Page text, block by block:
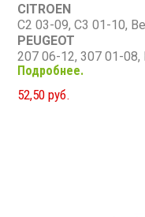
CITROEN
C2 03-09, C3 01-10,
PEUGEOT
207 06-12, 307 01-08,
FIAT
Scudo 07-16
Подробнее.
52,50 руб.